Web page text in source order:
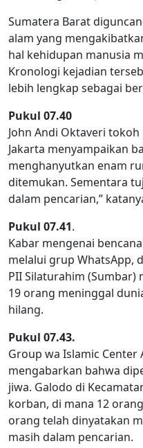
Sumatera Barat
alam yang
hal kehidupan manusia
Kronologi kejadian
lebih lengkap sebagai
Pukul 07.40
John Andi Oktaveri
Jakarta menyampaikan
menghanyutkan enam
ditemukan. Sementara
dalam pencarian,”
Pukul 07.41.
Kabar mengenai
melalui grup WhatsApp,
PII Silaturahim (Sumbar)
19 orang meninggal
hilang.
Pukul 07.43.
Group wa Islamic Center
mengabarkan bahwa
jiwa. Galodo di
korban, di mana 12
orang telah dinyatakan
masih dalam pencarian.